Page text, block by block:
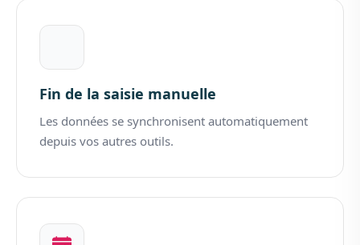
Fin de la saisie manuelle
Les données se synchronisent automatiquement
depuis vos autres outils.